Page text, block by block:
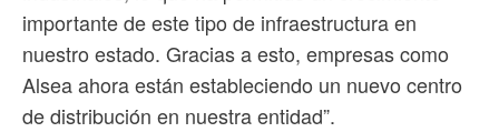
importante de este tipo de infraestructura en
nuestro estado. Gracias a esto, empresas como
Alsea ahora están estableciendo un nuevo centro
de distribución en nuestra entidad”.